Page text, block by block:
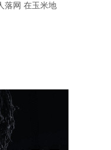
落网 在玉米地